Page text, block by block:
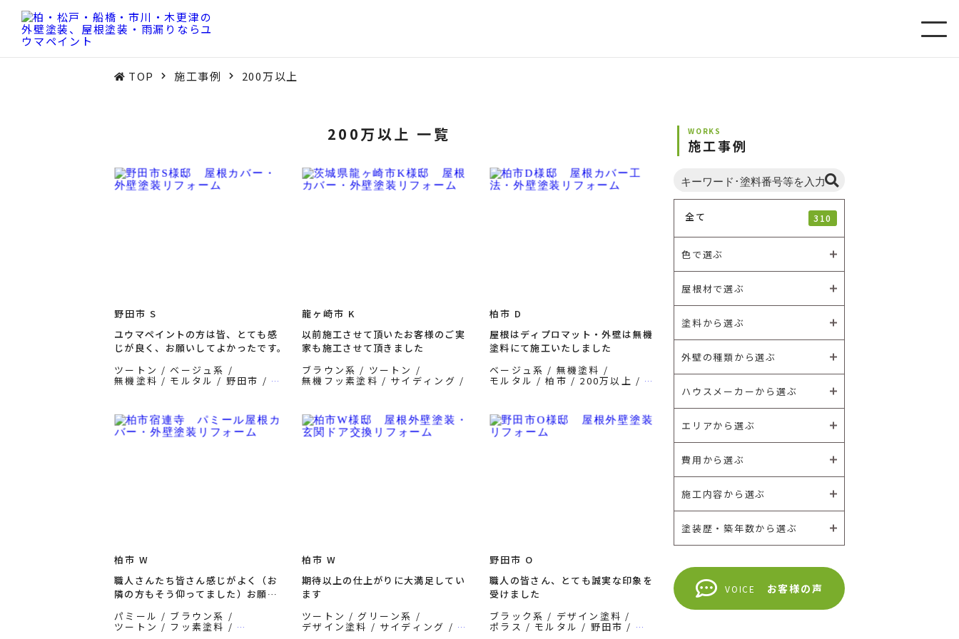
TOP 施工事例 200万以上
200万以上 一覧
野田市 S
ユウマペイントの方は皆、とても感
じが良く、お願いしてよかったです。
ツートン
ベージュ系
無機塗料 モルタル 野田市
龍ヶ崎市 K
以前施工させて頂いたお客様のご実
家も施工させて頂きました
ブラウン系
ツートン
無機フッ素塗料 サイディング
柏市 D
屋根はディプロマット・外壁は無機
塗料にて施工いたしました
ベージュ系
無機塗料
モルタル 柏市 200万以上
柏市 W
職人さんたち皆さん感じがよく（お
隣の方もそう仰ってました）お願い
パミール ブラウン系
ツートン フッ素塗料
柏市 W
期待以上の仕上がりに大満足してい
ます
ツートン
グリーン系
デザイン塗料 サイディング
野田市 O
職人の皆さん、とても誠実な印象を
受けました
ブラック系
デザイン塗料
ポラス モルタル 野田市
WORKS
施工事例
全て 310
色で選ぶ
屋根材で選ぶ
塗料から選ぶ
外壁の種類から選ぶ
ハウスメーカーから選ぶ
エリアから選ぶ
費用から選ぶ
施工内容から選ぶ
塗装歴・築年数から選ぶ
VOICE お客様の声